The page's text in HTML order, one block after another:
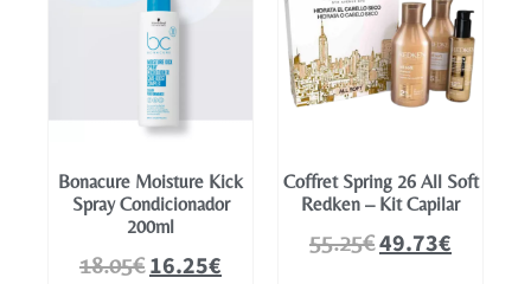
Bonacure Moisture Kick
Spray Condicionador
200ml
18.05€16.25€
Coffret Spring 26 All Soft
Redken – Kit Capilar
55.25€49.73€